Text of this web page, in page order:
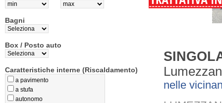
Bagni
Box / Posto auto
Caratteristiche interne (Riscaldamento)
a pavimento
a stufa
autonomo
nelle